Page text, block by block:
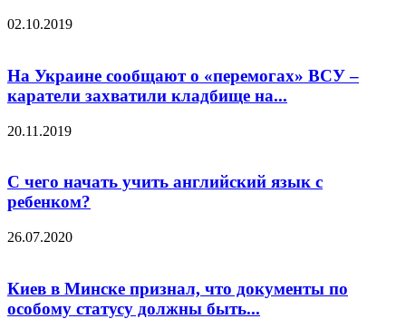
02.10.2019
На Украине сообщают о «перемогах» ВСУ –
каратели захватили кладбище на...
20.11.2019
С чего начать учить английский язык с
ребенком?
26.07.2020
Киев в Минске признал, что документы по
особому статусу должны быть...